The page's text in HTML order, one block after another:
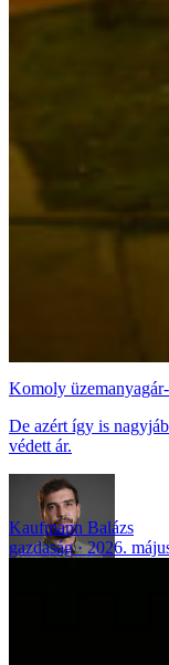
Komoly
De azért így is
védett ár.
Kaufmann Balázs
gazdaság
2026.